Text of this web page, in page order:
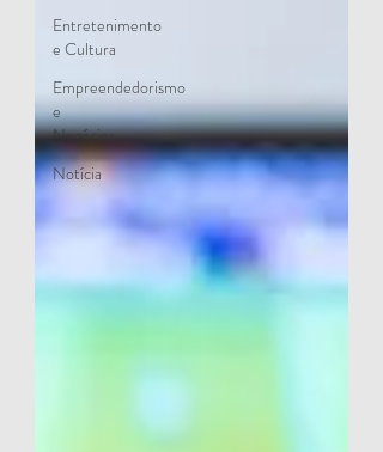
Entretenimento
e Cultura
Empreendedorismo
e
Negócios
Notícia